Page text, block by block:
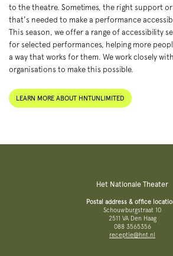
to the theatre. Sometimes, the right support or
that's needed to make a performance
This season, we offer a range of accessibility
for selected performances, helping more
a way that works for them. We work closely
organisations to make this possible.
LEARN MORE ABOUT HNTUNLIMITED
Het Nationale Theater
Postal address & office
Schouwburgstraat 10
2511 VA Den Haag
088 3565356
receptie@hnt.nl